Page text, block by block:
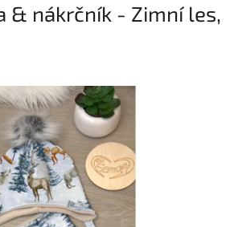
& nákrčník - Zimní les,